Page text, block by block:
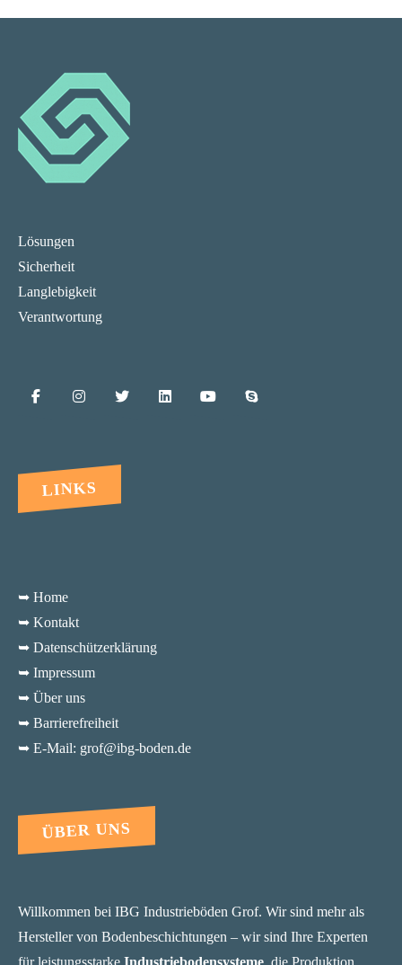
Lösungen
Sicherheit
Langlebigkeit
Verantwortung
LINKS
➥ Home
➥ Kontakt
➥ Datenschützerklärung
➥ Impressum
➥ Über uns
➥ Barrierefreiheit
➥ E-Mail: grof@ibg-boden.de
ÜBER UNS
Willkommen bei IBG Industrieböden Grof. Wir sind mehr als
Hersteller von Bodenbeschichtungen – wir sind Ihre Experten
für leistungsstarke Industriebodensysteme , die Produktion,